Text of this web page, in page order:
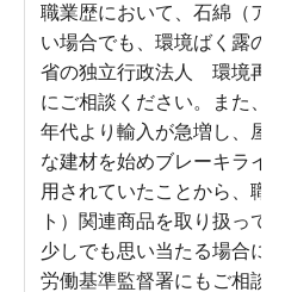
職業歴において、石綿（ア
い場合でも、環境ばく露の
省の独立行政法人 環境再
にご相談ください。また、
年代より輸入が急増し、屋
な建材を始めブレーキライ
用されていたことから、職
ト）関連商品を取り扱って
少しでも思い当たる場合に
労働基準監督署にもご相談